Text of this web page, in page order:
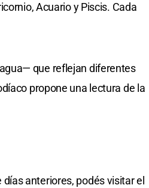
Acuario y Piscis. Cada
que reflejan diferentes
propone una lectura de la
anteriores, podés visitar el